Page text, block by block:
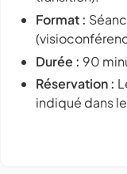
Format :
Durée : 90
Réservation :
indiqué dans